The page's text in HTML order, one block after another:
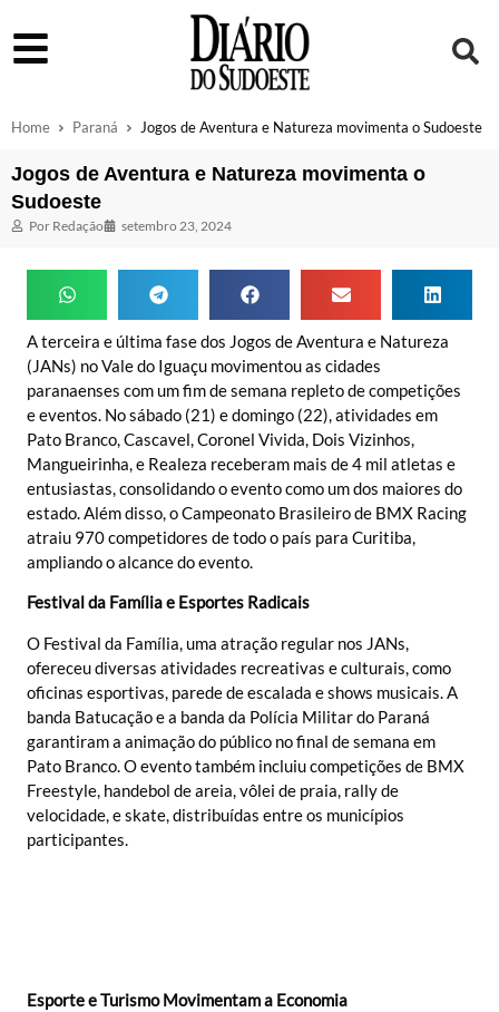
Home Paraná Jogos de Aventura e Natureza movimenta o Sudoeste
Jogos de Aventura e Natureza movimenta o
Sudoeste
Por Redação setembro 23, 2024
A terceira e última fase dos Jogos de Aventura e Natureza
(JANs) no Vale do Iguaçu movimentou as cidades
paranaenses com um fim de semana repleto de competições
e eventos. No sábado (21) e domingo (22), atividades em
Pato Branco, Cascavel, Coronel Vivida, Dois Vizinhos,
Mangueirinha, e Realeza receberam mais de 4 mil atletas e
entusiastas, consolidando o evento como um dos maiores do
estado. Além disso, o Campeonato Brasileiro de BMX Racing
atraiu 970 competidores de todo o país para Curitiba,
ampliando o alcance do evento.
Festival da Família e Esportes Radicais
O Festival da Família, uma atração regular nos JANs,
ofereceu diversas atividades recreativas e culturais, como
oficinas esportivas, parede de escalada e shows musicais. A
banda Batucação e a banda da Polícia Militar do Paraná
garantiram a animação do público no final de semana em
Pato Branco. O evento também incluiu competições de BMX
Freestyle, handebol de areia, vôlei de praia, rally de
velocidade, e skate, distribuídas entre os municípios
participantes.
Esporte e Turismo Movimentam a Economia